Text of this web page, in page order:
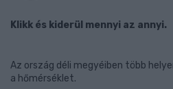
Klikk és kiderül mennyi az annyi.
Az ország déli megyéiben több
a hőmérséklet.